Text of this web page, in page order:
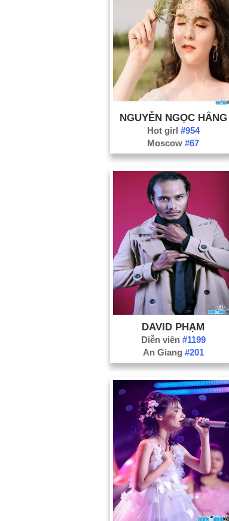
NGUYỄN NGỌC HẰNG
Hot girl #954
Moscow#67
DAVID PHẠM
Diễn viên #1199
An Giang #201